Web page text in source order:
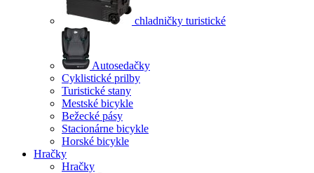
chladničky turistické
Autosedačky
Cyklistické prilby
Turistické stany
Mestské bicykle
Bežecké pásy
Stacionárne bicykle
Horské bicykle
Hračky
Hračky